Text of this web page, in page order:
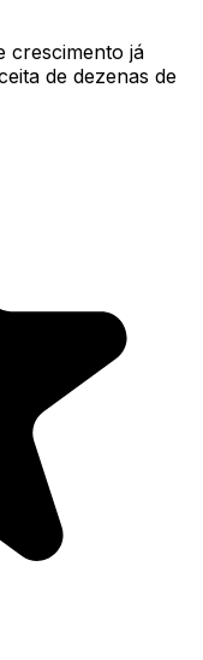
crescimento já
de dezenas de